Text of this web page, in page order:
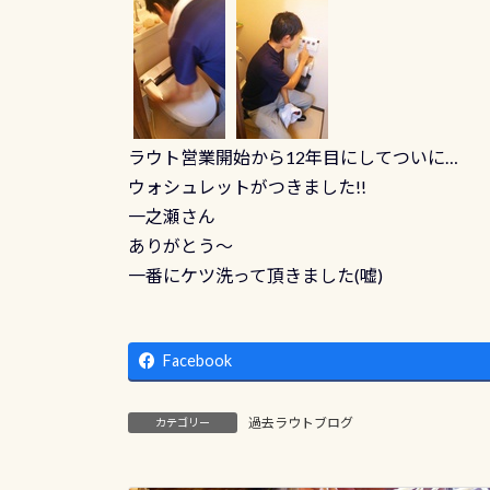
ラウト営業開始から12年目にしてついに…
ウォシュレットがつきました!!
一之瀬さん
ありがとう～
一番にケツ洗って頂きました(嘘)
Facebook
カテゴリー 過去ラウトブログ